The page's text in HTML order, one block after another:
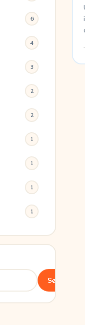
6
4
3
2
2
1
1
1
1
Søg